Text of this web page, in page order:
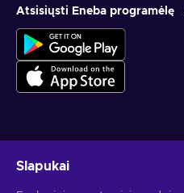
Atsisiųsti Eneba programėlę
Slapukai